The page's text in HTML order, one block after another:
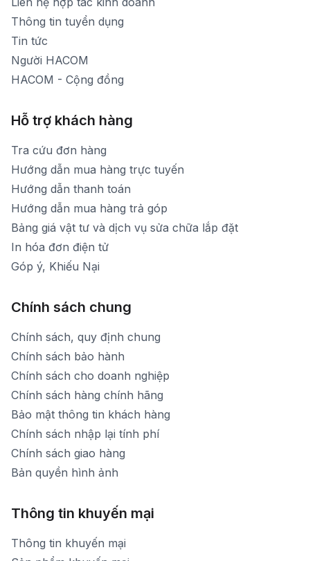
Thời gian mở cửa: Từ 8h30-20h hàng ngày
Thông tin tuyển dụng
Tin tức
Người HACOM
HACOM - Cộng đồng
Hỗ trợ khách hàng
Tra cứu đơn hàng
Hướng dẫn mua hàng trực tuyến
Hướng dẫn thanh toán
Hướng dẫn mua hàng trả góp
Bảng giá vật tư và dịch vụ sửa chữa lắp đặt
In hóa đơn điện tử
Góp ý, Khiếu Nại
Chính sách chung
Chính sách, quy định chung
Chính sách bảo hành
Chính sách cho doanh nghiệp
Chính sách hàng chính hãng
Bảo mật thông tin khách hàng
Chính sách nhập lại tính phí
Chính sách giao hàng
Bản quyền hình ảnh
Thông tin khuyến mại
Thông tin khuyến mại